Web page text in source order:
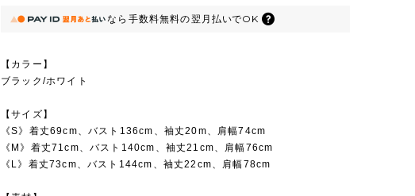
なら 手数料無料の翌月払いでOK
【カラー】
ブラック/ホワイト
【サイズ】
《S》着丈69cm、バスト136cm、袖丈20m、肩幅74cm
《M》着丈71cm、バスト140cm、袖丈21cm、肩幅76cm
《L》着丈73cm、バスト144cm、袖丈22cm、肩幅78cm